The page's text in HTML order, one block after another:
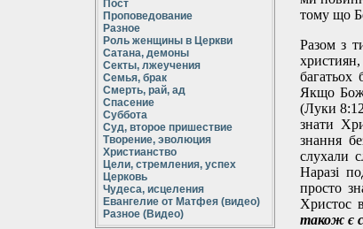
Пост
Проповедование
Разное
Роль женщины в Церкви
Сатана, демоны
Секты, лжеучения
Семья, брак
Смерть, рай, ад
Спасение
Суббота
Суд, второе пришествие
Творение, эволюция
Христианство
Цели, стремления, успех
Церковь
Чудеса, исцеления
Евангелие от Матфея (видео)
Разное (Видео)
тому що
Разом з
багатьох
Якщо
(Луки
знати
знання
слухали
Наразі
просто
Христос
також є